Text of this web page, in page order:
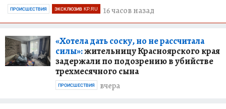
16 часов назад
ПРОИСШЕСТВИЯ ЭКСКЛЮЗИВ KP.RU
«Хотела дать соску, но не рассчитала
силы»:жительницу Красноярского края
задержали по подозрению в убийстве
трехмесячного сына
вчера
ПРОИСШЕСТВИЯ